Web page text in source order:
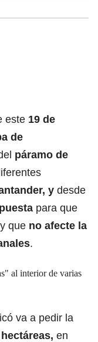
este 19 de
de
páramo de
y desde
para que
que no afecte la
.
al interior de varias
va a pedir la
en